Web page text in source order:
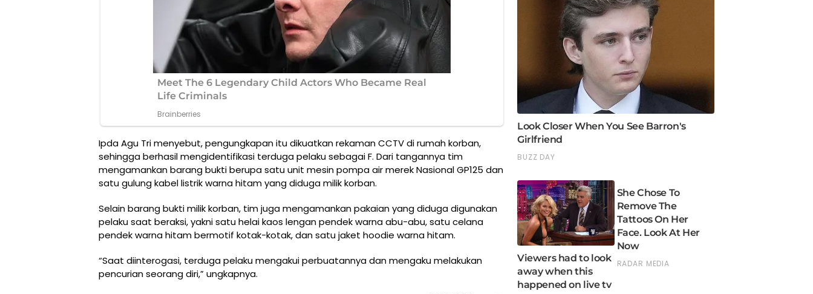
Ipda Agu Tri menyebut, pengungkapan itu dikuatkan rekaman CCTV di rumah korban,
sehingga berhasil mengidentifikasi terduga pelaku sebagai F. Dari tangannya tim
mengamankan barang bukti berupa satu unit mesin pompa air merek Nasional GP125 dan
satu gulung kabel listrik warna hitam yang diduga milik korban.
Selain barang bukti milik korban, tim juga mengamankan pakaian yang diduga digunakan
pelaku saat beraksi, yakni satu helai kaos lengan pendek warna abu-abu, satu celana
pendek warna hitam bermotif kotak-kotak, dan satu jaket hoodie warna hitam.
“Saat diinterogasi, terduga pelaku mengakui perbuatannya dan mengaku melakukan
pencurian seorang diri,” ungkapnya.